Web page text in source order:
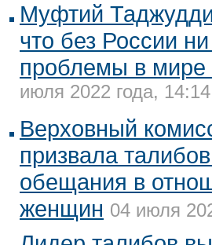
Муфтий
что без России
проблемы в мире
июля 2022 года, 14:14
Верховный
призвала
обещания в
женщин 04 июля